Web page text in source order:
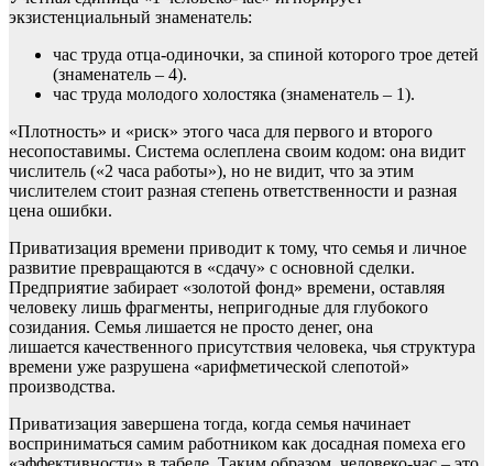
экзистенциальный знаменатель:
час труда отца-одиночки, за спиной которого трое детей
(знаменатель – 4).
час труда молодого холостяка (знаменатель – 1).
«Плотность» и «риск» этого часа для первого и второго
несопоставимы. Система ослеплена своим кодом: она видит
числитель («2 часа работы»), но не видит, что за этим
числителем стоит разная степень ответственности и разная
цена ошибки.
Приватизация времени приводит к тому, что семья и личное
развитие превращаются в «сдачу» с основной сделки.
Предприятие забирает «золотой фонд» времени, оставляя
человеку лишь фрагменты, непригодные для глубокого
созидания. Семья лишается не просто денег, она
лишается качественного присутствия человека, чья структура
времени уже разрушена «арифметической слепотой»
производства.
Приватизация завершена тогда, когда семья начинает
восприниматься самим работником как досадная помеха его